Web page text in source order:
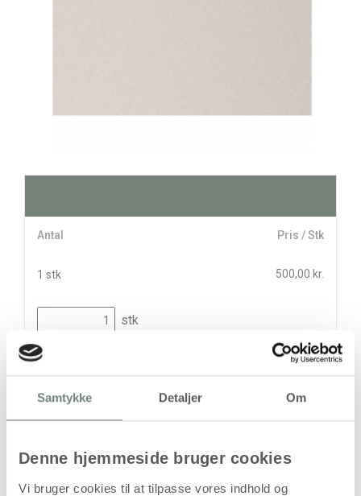
Samtykke Detaljer Om
Denne hjemmeside bruger cookies
Vi bruger cookies til at tilpasse vores indhold og
Antal Pris / Stk
1 stk 500,00 kr.
stk
500,00kr.
(400,00kr.ekskl. moms)
Leveringsomkostninger
Din bestilling er først bindende,